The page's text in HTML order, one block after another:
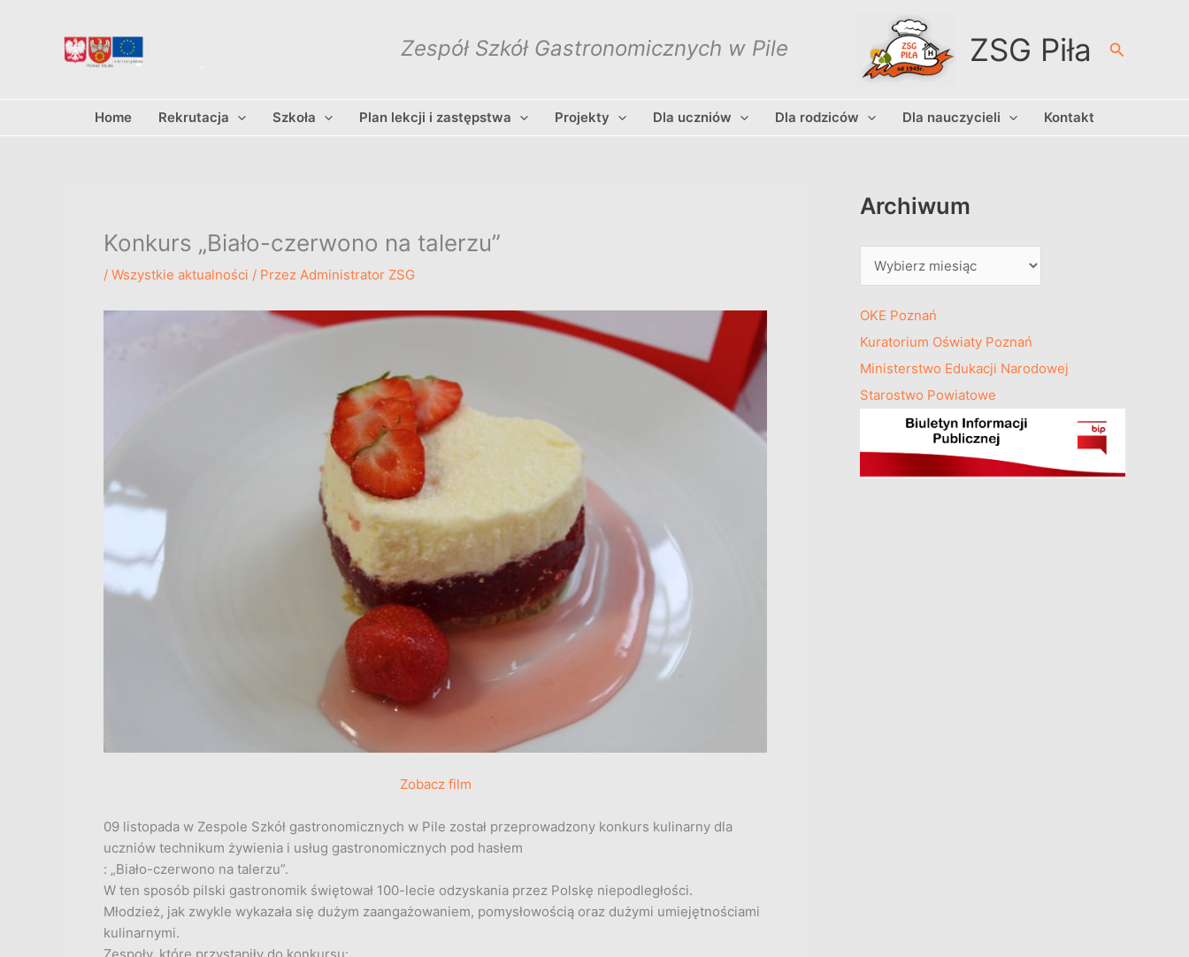
Zespół Szkół Gastronomicznych w Pile ZSG Piła Szukaj
Home Rekrutacja Szkoła Plan lekcji i zastępstwa Projekty Dla uczniów Dla rodziców Dla nauczycieli Kontakt
Konkurs „Biało-czerwono na talerzu”
/ Wszystkie aktualności / Przez Administrator ZSG
Zobacz film
09 listopada w Zespole Szkół gastronomicznych w Pile został przeprowadzony konkurs kulinarny dla
uczniów technikum żywienia i usług gastronomicznych pod hasłem
: „Biało-czerwono na talerzu”.
W ten sposób pilski gastronomik świętował 100-lecie odzyskania przez Polskę niepodległości.
Młodzież, jak zwykle wykazała się dużym zaangażowaniem, pomysłowością oraz dużymi umiejętnościami
kulinarnymi.
Zespoły, które przystąpiły do konkursu:
Archiwum
m
OKE Poznań
Kuratorium Oświaty Poznań
Ministerstwo Edukacji Narodowej
Starostwo Powiatowe